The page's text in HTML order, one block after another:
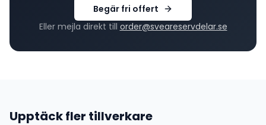
Begär fri offert
Eller mejla direkt till order@sveareservdelar.se
Upptäck fler tillverkare